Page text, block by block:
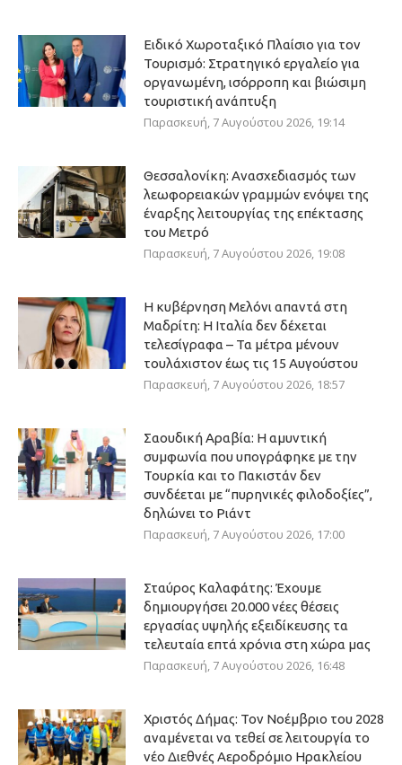
Ειδικό Χωροταξικό Πλαίσιο για τον
Τουρισμό: Στρατηγικό εργαλείο για
οργανωμένη, ισόρροπη και βιώσιμη
τουριστική ανάπτυξη
Παρασκευή, 7 Αυγούστου 2026, 19:14
Θεσσαλονίκη: Ανασχεδιασμός των
λεωφορειακών γραμμών ενόψει της
έναρξης λειτουργίας της επέκτασης
του Μετρό
Παρασκευή, 7 Αυγούστου 2026, 19:08
Η κυβέρνηση Μελόνι απαντά στη
Μαδρίτη: Η Ιταλία δεν δέχεται
τελεσίγραφα – Τα μέτρα μένουν
τουλάχιστον έως τις 15 Αυγούστου
Παρασκευή, 7 Αυγούστου 2026, 18:57
Σαουδική Αραβία: Η αμυντική
συμφωνία που υπογράφηκε με την
Τουρκία και το Πακιστάν δεν
συνδέεται με “πυρηνικές φιλοδοξίες”,
δηλώνει το Ριάντ
Παρασκευή, 7 Αυγούστου 2026, 17:00
Σταύρος Καλαφάτης: Έχουμε
δημιουργήσει 20.000 νέες θέσεις
εργασίας υψηλής εξειδίκευσης τα
τελευταία επτά χρόνια στη χώρα μας
Παρασκευή, 7 Αυγούστου 2026, 16:48
Χριστός Δήμας: Τον Νοέμβριο του 2028
αναμένεται να τεθεί σε λειτουργία το
νέο Διεθνές Αεροδρόμιο Ηρακλείου